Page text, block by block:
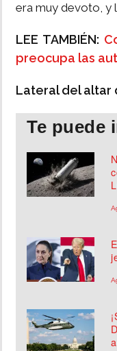
era muy devoto, y
LEE TAMBIÉN:
preocupa las
Lateral del altar
Te puede